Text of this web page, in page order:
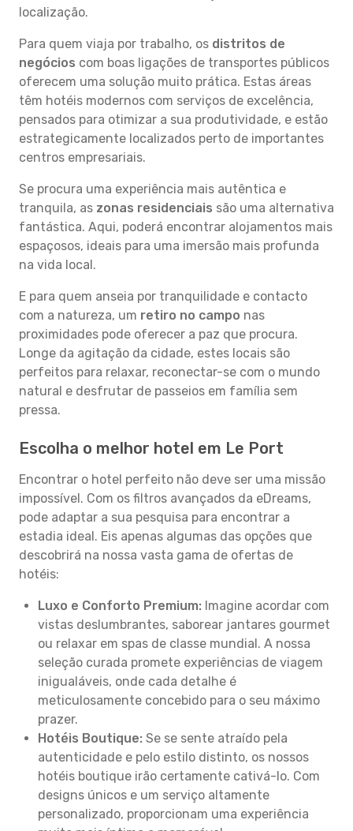
localização.
Para quem viaja por trabalho, os distritos de
negócios com boas ligações de transportes públicos
oferecem uma solução muito prática. Estas áreas
têm hotéis modernos com serviços de excelência,
pensados para otimizar a sua produtividade, e estão
estrategicamente localizados perto de importantes
centros empresariais.
Se procura uma experiência mais autêntica e
tranquila, as zonas residenciais são uma alternativa
fantástica. Aqui, poderá encontrar alojamentos mais
espaçosos, ideais para uma imersão mais profunda
na vida local.
E para quem anseia por tranquilidade e contacto
com a natureza, um retiro no campo nas
proximidades pode oferecer a paz que procura.
Longe da agitação da cidade, estes locais são
perfeitos para relaxar, reconectar-se com o mundo
natural e desfrutar de passeios em família sem
pressa.
Escolha o melhor hotel em Le Port
Encontrar o hotel perfeito não deve ser uma missão
impossível. Com os filtros avançados da eDreams,
pode adaptar a sua pesquisa para encontrar a
estadia ideal. Eis apenas algumas das opções que
descobrirá na nossa vasta gama de ofertas de
hotéis:
Luxo e Conforto Premium: Imagine acordar com
vistas deslumbrantes, saborear jantares gourmet
ou relaxar em spas de classe mundial. A nossa
seleção curada promete experiências de viagem
inigualáveis, onde cada detalhe é
meticulosamente concebido para o seu máximo
prazer.
Hotéis Boutique: Se se sente atraído pela
autenticidade e pelo estilo distinto, os nossos
hotéis boutique irão certamente cativá-lo. Com
designs únicos e um serviço altamente
personalizado, proporcionam uma experiência